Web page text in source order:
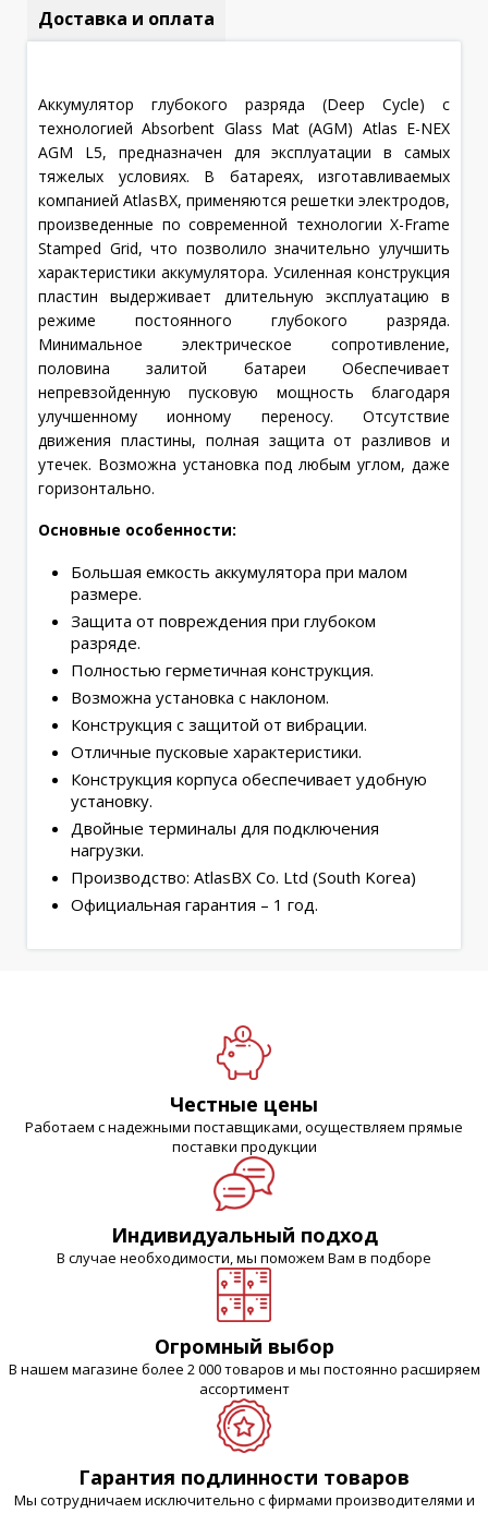
Доставка и оплата
Аккумулятор глубокого разряда (Deep Cycle) с
технологией Absorbent Glass Mat (AGM) Atlas E-NEX
AGM L5, предназначен для эксплуатации в самых
тяжелых условиях. В батареях, изготавливаемых
компанией AtlasBX, применяются решетки электродов,
произведенные по современной технологии X-Frame
Stamped Grid, что позволило значительно улучшить
характеристики аккумулятора. Усиленная конструкция
пластин выдерживает длительную эксплуатацию в
режиме постоянного глубокого разряда.
Минимальное электрическое сопротивление,
половина залитой батареи Обеспечивает
непревзойденную пусковую мощность благодаря
улучшенному ионному переносу. Отсутствие
движения пластины, полная защита от разливов и
утечек. Возможна установка под любым углом, даже
горизонтально.
Основные особенности:
Большая емкость аккумулятора при малом
размере.
Защита от повреждения при глубоком
разряде.
Полностью герметичная конструкция.
Возможна установка с наклоном.
Конструкция с защитой от вибрации.
Отличные пусковые характеристики.
Конструкция корпуса обеспечивает удобную
установку.
Двойные терминалы для подключения
нагрузки.
Производство: AtlasBX Co. Ltd (South Korea)
Официальная гарантия – 1 год.
Честные цены
Работаем с надежными поставщиками, осуществляем прямые
поставки продукции
Индивидуальный подход
В случае необходимости, мы поможем Вам в подборе
Огромный выбор
В нашем магазине более 2 000 товаров и мы постоянно расширяем
ассортимент
Гарантия подлинности товаров
Мы сотрудничаем исключительно с фирмами производителями и